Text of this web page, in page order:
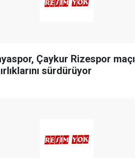
Çaykur Rizespor maçı
sürdürüyor